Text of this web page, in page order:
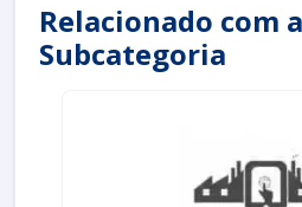
Relacionado com
Subcategoria